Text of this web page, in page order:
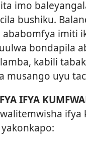
imo
bushiku.
imiti
bondapila
kabili
musango uyu
IFYA